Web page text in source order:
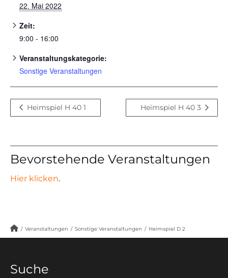
22. Mai 2022
Zeit:
9:00 - 16:00
Veranstaltungskategorie:
Sonstige Veranstaltungen
Heimspiel H 40 1 Heimspiel H 40 3
Bevorstehende Veranstaltungen
Hier klicken.
/ Veranstaltungen / Sonstige Veranstaltungen / Heimspiel D 2
Suche